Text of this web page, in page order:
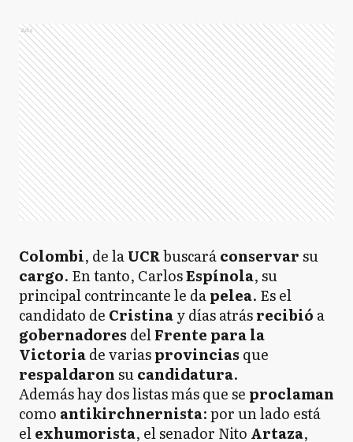
Ads
Colombi, de laUCRbuscaráconservarsu
cargo. En tanto, CarlosEspínola, su
principal contrincante le dapelea. Es el
candidato de Cristinay días atrásrecibió a
gobernadores delFrente para la
Victoriade variasprovincias que
respaldaronsucandidatura.
Además hay dos listas más que se proclaman
como antikirchnernista: por un lado está
elexhumorista, el senador Nito Artaza,